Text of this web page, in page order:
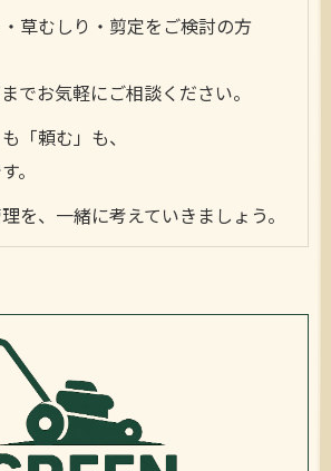
草むしり・剪定をご検討の方
でお気軽にご相談ください。
「頼む」も、
。
を、一緒に考えていきましょう。